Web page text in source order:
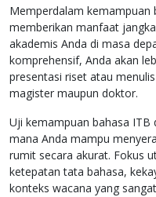
Memperdalam kemampuan
memberikan manfaat
akademis Anda di masa
komprehensif, Anda akan
presentasi riset atau
magister maupun doktor.
Uji kemampuan bahasa ITB
mana Anda mampu
rumit secara akurat. Fokus
ketepatan tata bahasa,
konteks wacana yang